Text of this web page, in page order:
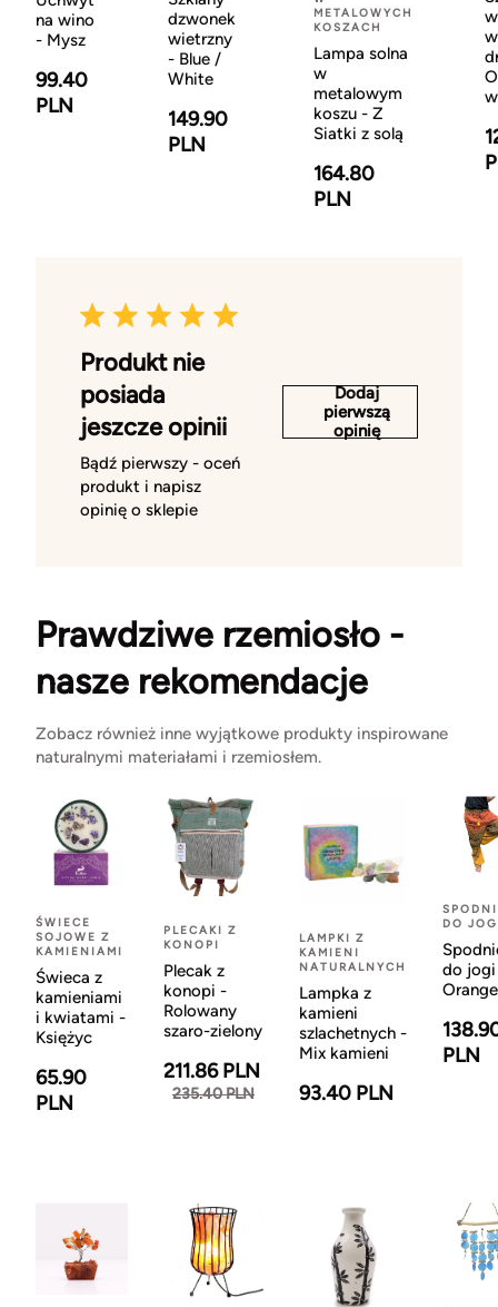
na wino
- Mysz
99.40
PLN
dzwonek
wietrzny
- Blue /
White
149.90
PLN
METALOWYCH
KOSZACH
Lampa solna
w
metalowym
koszu - Z
Siatki z solą
164.80
PLN
w
Produkt nie
posiada
jeszcze opinii
Bądź pierwszy - oceń
produkt i napisz
opinię o sklepie
Dodaj
pierwszą
opinię
Prawdziwe rzemiosło -
nasze rekomendacje
Zobacz również inne wyjątkowe produkty inspirowane
naturalnymi materiałami i rzemiosłem.
ŚWIECE
SOJOWE Z
KAMIENIAMI
Świeca z
kamieniami
i kwiatami -
Księżyc
65.90
PLN
PLECAKI Z
KONOPI
Plecak z
konopi -
Rolowany
szaro-zielony
211.86 PLN
235.40 PLN
LAMPKI Z
KAMIENI
NATURALNYCH
Lampka z
kamieni
szlachetnych -
Mix kamieni
93.40 PLN
DO
do
Orange
PLN